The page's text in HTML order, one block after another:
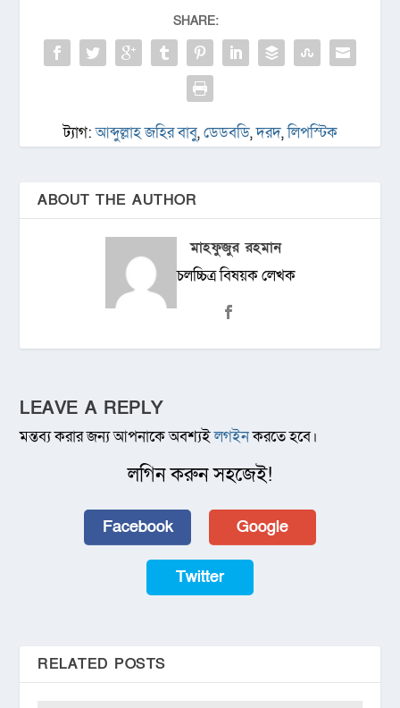
SHARE:
ট্যাগ:আব্দুল্লাহ জহির বাবু,ডেডবডি,দরদ,লিপস্টিক
ABOUT THE AUTHOR
মাহফুজুর রহমান
চলচ্চিত্র বিষয়ক লেখক
LEAVE A REPLY
মন্তব্য করার জন্য আপনাকে অবশ্যইলগইনকরতে হবে।
লগিন করুন সহজেই!
Facebook Google
Twitter
RELATED POSTS